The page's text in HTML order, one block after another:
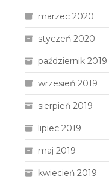
marzec 2020
styczeń 2020
październik 2019
wrzesień 2019
sierpień 2019
lipiec 2019
maj 2019
kwiecień 2019